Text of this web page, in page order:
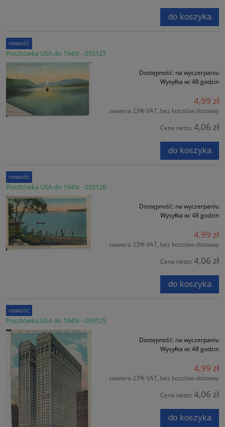
do koszyka
Pocztówka USA do 1945r - 055127
Dostępność: na wyczerpaniu
Wysyłka w: 48 godzin
4,99 zł
zawiera 23% VAT, bez kosztów dostawy
Cena netto: 4,06 zł
do koszyka
nowość
Pocztówka USA do 1945r - 055126
Dostępność: na wyczerpaniu
Wysyłka w: 48 godzin
4,99 zł
zawiera 23% VAT, bez kosztów dostawy
Cena netto: 4,06 zł
do koszyka
nowość
Pocztówka USA do 1945r - 055125
Dostępność: na wyczerpaniu
Wysyłka w: 48 godzin
4,99 zł
zawiera 23% VAT, bez kosztów dostawy
Cena netto: 4,06 zł
do koszyka
nowość